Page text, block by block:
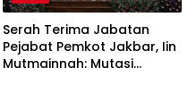
Serah Terima Jabatan
Pejabat Pemkot Jakbar, Iin
Mutmainnah: Mutasi